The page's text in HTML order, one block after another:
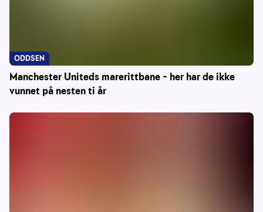
Manchester Uniteds marerittbane – her har de ikke
vunnet på nesten ti år
ODDSEN